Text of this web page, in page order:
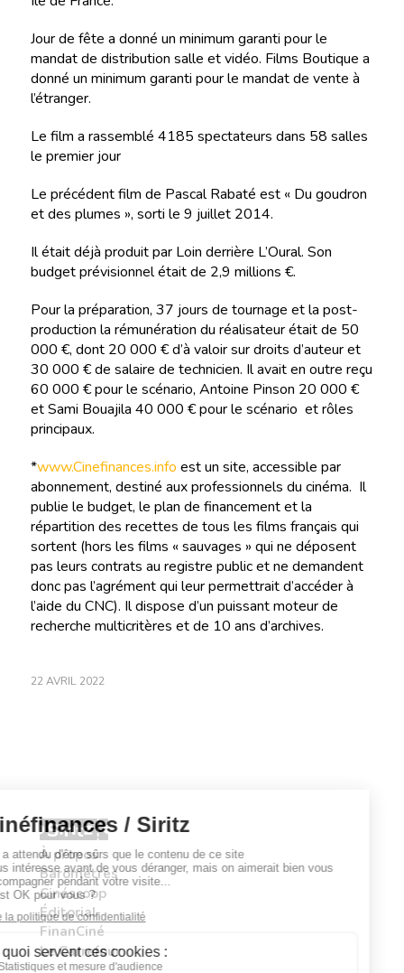
Jour de fête a donné un minimum garanti pour le
mandat de distribution salle et vidéo. Films Boutique a
donné un minimum garanti pour le mandat de vente à
l’étranger.
Le film a rassemblé 4185 spectateurs dans 58 salles
le premier jour
Le précédent film de Pascal Rabaté est « Du goudron
et des plumes », sorti le 9 juillet 2014.
Il était déjà produit par Loin derrière L’Oural. Son
budget prévisionnel était de 2,9 millions €.
Pour la préparation, 37 jours de tournage et la post-
production la rémunération du réalisateur était de 50
000 €, dont 20 000 € d’à valoir sur droits d’auteur et
30 000 € de salaire de technicien. Il avait en outre reçu
60 000 € pour le scénario, Antoine Pinson 20 000 €
et Sami Bouajila 40 000 € pour le scénario et rôles
principaux.
*www.Cinefinances.info est un site, accessible par
abonnement, destiné aux professionnels du cinéma. Il
publie le budget, le plan de financement et la
répartition des recettes de tous les films français qui
sortent (hors les films « sauvages » qui ne déposent
pas leurs contrats au registre public et ne demandent
donc pas l’agrément qui leur permettrait d’accéder à
l’aide du CNC). Il dispose d’un puissant moteur de
recherche multicritères et de 10 ans d’archives.
22 AVRIL 2022
À propos
Baromètres
Cinéscoop
Éditorial
FinanCiné
Le Carrefour